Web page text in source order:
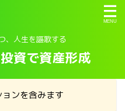
、人生を謳歌する
資で資産形成
ンを含みます